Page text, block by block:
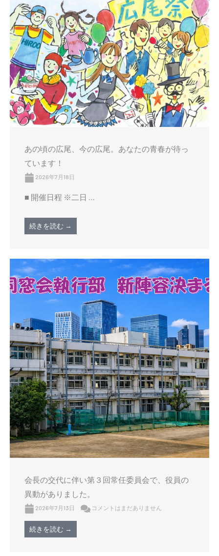
あの頃の広尾、今の広尾。あなたの青春が待っ
ています！
2026年7月18日
■ 開催日程 ※二日 …
続きを読む →
会長の交代に伴い第３回常任委員会で、役員の
異動がありました。
2026年7月13日 コメントはまだありません
続きを読む →